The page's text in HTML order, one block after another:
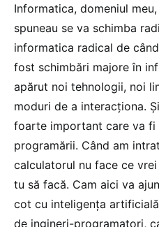
Informatica, domeniul
spuneau se va schimba
informatica radical de
fost schimbări majore în
apărut noi tehnologii, noi
moduri de a interacționa.
foarte important care va
programării. Când am
calculatorul nu face ce
tu să facă. Cam aici va
cot cu inteligența
de ingineri-programatori,